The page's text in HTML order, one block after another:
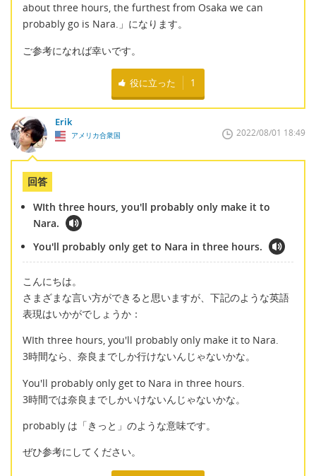
about three hours, the furthest from Osaka we can
probably go is Nara.」になります。
ご参考になれば幸いです。
役に立った 1
Erik
アメリカ合衆国 2022/08/01 18:49
回答
WIth three hours, you'll probably only make it to
Nara.
You'll probably only get to Nara in three hours.
こんにちは。
さまざまな言い方ができると思いますが、下記のような英語
表現はいかがでしょうか：
WIth three hours, you'll probably only make it to Nara.
3時間なら、奈良までしか行けないんじゃないかな。
You'll probably only get to Nara in three hours.
3時間では奈良までしかいけないんじゃないかな。
probably は「きっと」のような意味です。
ぜひ参考にしてください。